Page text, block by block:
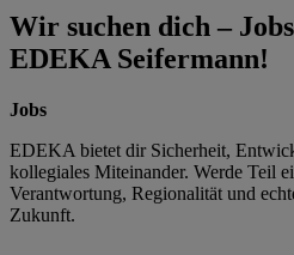
Wir suchen dich –
EDEKA Seifermann!
Jobs
EDEKA bietet dir Sicherheit,
kollegiales Miteinander. Werde Teil
Verantwortung, Regionalität und
Zukunft.